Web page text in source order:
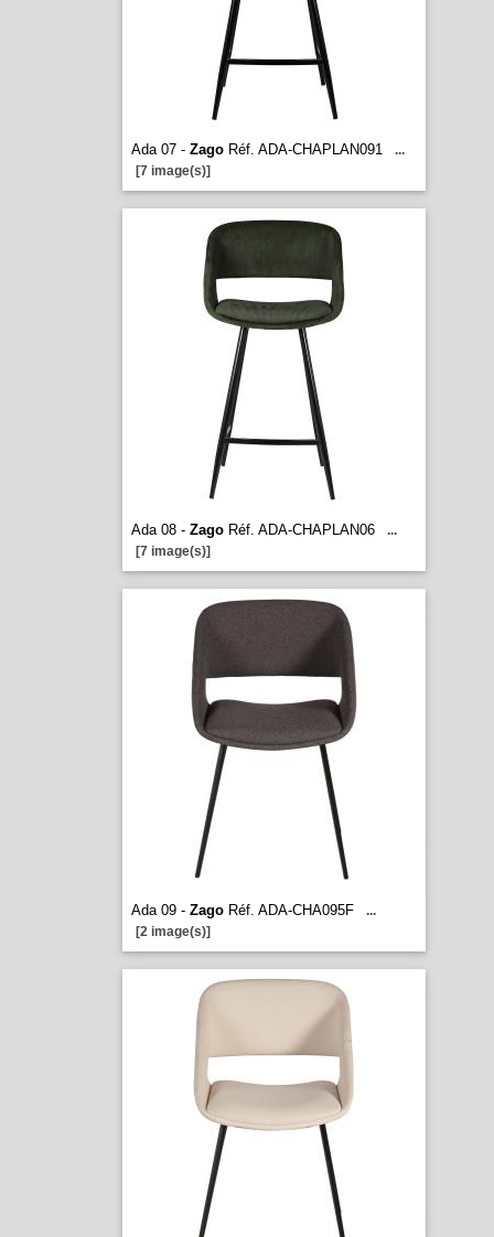
Ada 07 - ZagoRéf. ADA-CHAPLAN091
...
[7 image(s)]
Ada 08 - ZagoRéf. ADA-CHAPLAN06
...
[7 image(s)]
Ada 09 - ZagoRéf. ADA-CHA095F
...
[2 image(s)]